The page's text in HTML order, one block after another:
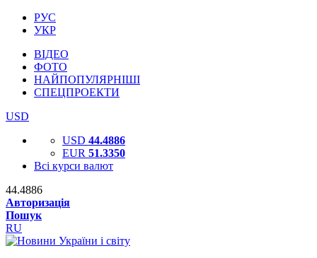
РУС
УКР
ВІДЕО
ФОТО
НАЙПОПУЛЯРНІШІ
СПЕЦПРОЕКТИ
USD
USD 44.4886
EUR 51.3350
Всі курси валют
44.4886
Авторизація
Пошук
RU